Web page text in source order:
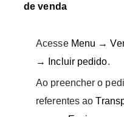
de venda
Acesse Menu →
→ Incluir pedido.
Ao preencher o
referentes ao